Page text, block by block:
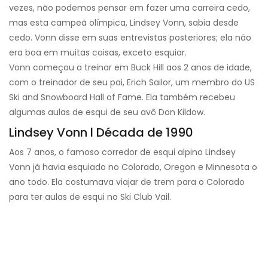
vezes, não podemos pensar em fazer uma carreira cedo,
mas esta campeã olímpica, Lindsey Vonn, sabia desde
cedo. Vonn disse em suas entrevistas posteriores; ela não
era boa em muitas coisas, exceto esquiar.
Vonn começou a treinar em Buck Hill aos 2 anos de idade,
com o treinador de seu pai, Erich Sailor, um membro do US
Ski and Snowboard Hall of Fame. Ela também recebeu
algumas aulas de esqui de seu avô Don Kildow.
Lindsey Vonn l Década de 1990
Aos 7 anos, o famoso corredor de esqui alpino Lindsey
Vonn já havia esquiado no Colorado, Oregon e Minnesota o
ano todo. Ela costumava viajar de trem para o Colorado
para ter aulas de esqui no Ski Club Vail.